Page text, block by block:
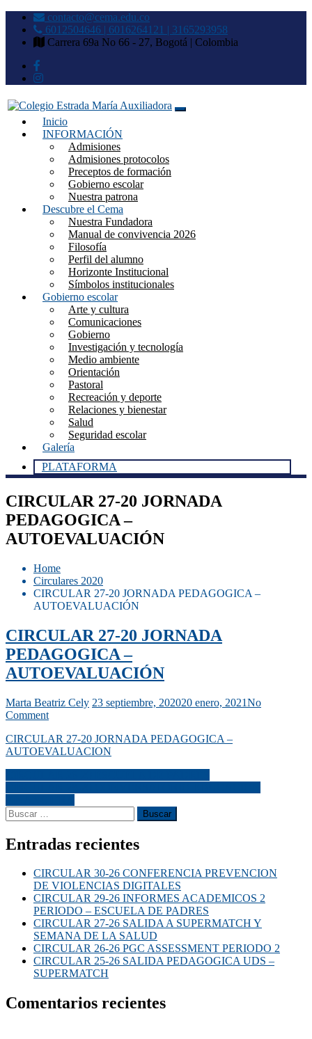
contacto@cema.edu.co
6012504646 | 6016264121 | 3165293958
Carrera 69a No 66 - 27, Bogotá | Colombia
Colegio Estrada María
Auxiliadora
Inicio
INFORMACIÓN
Admisiones
Admisiones protocolos
Preceptos de formación
Gobierno escolar
Nuestra patrona
Descubre el Cema
Nuestra Fundadora
Manual de convivencia 2026
Filosofía
Perfil del alumno
Horizonte Institucional
Símbolos institucionales
Gobierno escolar
Arte y cultura
Comunicaciones
Gobierno
Investigación y tecnología
Medio ambiente
Orientación
Pastoral
Recreación y deporte
Relaciones y bienestar
Salud
Seguridad escolar
Galería
PLATAFORMA
CIRCULAR 27-20 JORNADA
PEDAGOGICA –
AUTOEVALUACIÓN
Home
Circulares 2020
CIRCULAR 27-20 JORNADA PEDAGOGICA –
AUTOEVALUACIÓN
CIRCULAR 27-20 JORNADA
PEDAGOGICA –
AUTOEVALUACIÓN
Marta Beatriz Cely 23 septiembre, 202020 enero, 2021No
Comment
CIRCULAR 27-20 JORNADA PEDAGOGICA –
AUTOEVALUACION
Entradas recientes
CIRCULAR 30-26 CONFERENCIA PREVENCION
DE VIOLENCIAS DIGITALES
CIRCULAR 29-26 INFORMES ACADEMICOS 2
PERIODO – ESCUELA DE PADRES
CIRCULAR 27-26 SALIDA A SUPERMATCH Y
SEMANA DE LA SALUD
CIRCULAR 26-26 PGC ASSESSMENT PERIODO 2
CIRCULAR 25-26 SALIDA PEDAGOGICA UDS –
SUPERMATCH
Comentarios recientes